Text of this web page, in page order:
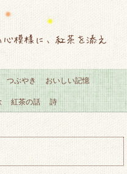
模様に、紅茶を添え
つぶやき おいしい記憶
紅茶の話 詩